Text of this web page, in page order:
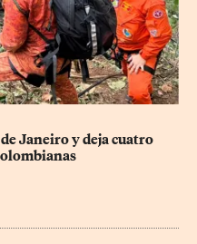
Janeiro y deja cuatro